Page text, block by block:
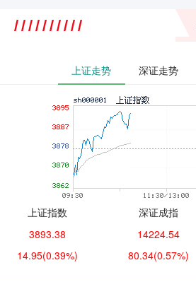
上证走势 深证走势
上证指数
3893.38
14.95(0.39%)
深证成指
14224.54
80.34(0.57%)